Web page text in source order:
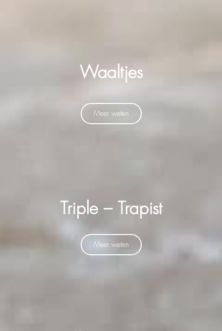
Waaltjes
Meer weten
Triple – Trapist
Meer weten